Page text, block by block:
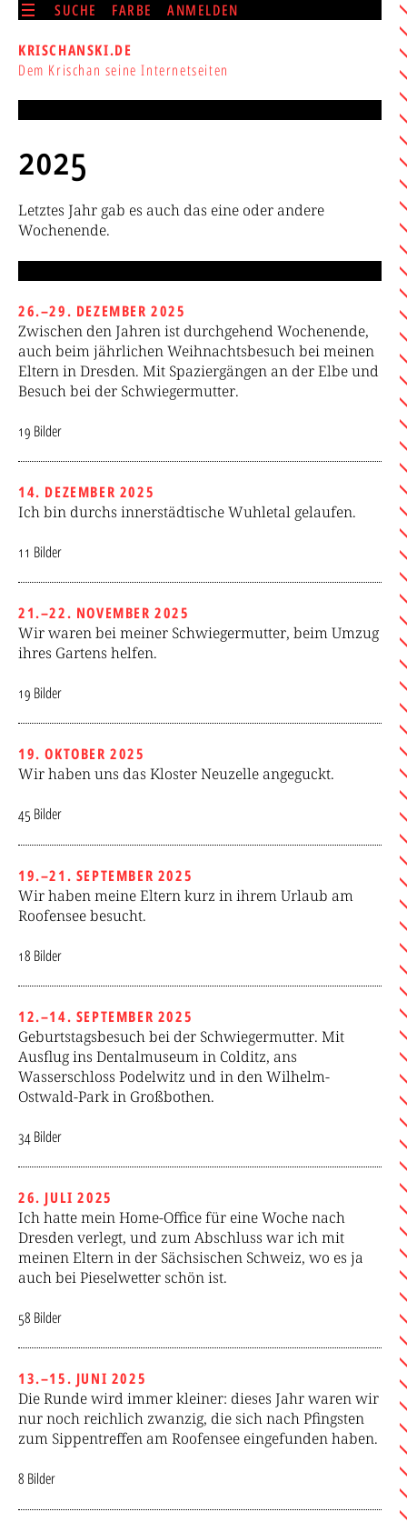
SUCHE FARBE ANMELDEN
KRISCHANSKI.DE
Dem Krischan seine Internetseiten
2025
Letztes Jahr gab es auch das eine oder andere
Wochenende.
26.–29. DEZEMBER 2025
Zwischen den Jahren ist durchgehend Wochenende,
auch beim jährlichen Weihnachtsbesuch bei meinen
Eltern in Dresden. Mit Spaziergängen an der Elbe und
Besuch bei der Schwiegermutter.
19 Bilder
14. DEZEMBER 2025
Ich bin durchs innerstädtische Wuhletal gelaufen.
11 Bilder
21.–22. NOVEMBER 2025
Wir waren bei meiner Schwiegermutter, beim Umzug
ihres Gartens helfen.
19 Bilder
19. OKTOBER 2025
Wir haben uns das Kloster Neuzelle angeguckt.
45 Bilder
19.–21. SEPTEMBER 2025
Wir haben meine Eltern kurz in ihrem Urlaub am
Roofensee besucht.
18 Bilder
12.–14. SEPTEMBER 2025
Geburtstagsbesuch bei der Schwiegermutter. Mit
Ausflug ins Dentalmuseum in Colditz, ans
Wasserschloss Podelwitz und in den Wilhelm-
Ostwald-Park in Großbothen.
34 Bilder
26. JULI 2025
Ich hatte mein Home-Office für eine Woche nach
Dresden verlegt, und zum Abschluss war ich mit
meinen Eltern in der Sächsischen Schweiz, wo es ja
auch bei Pieselwetter schön ist.
58 Bilder
13.–15. JUNI 2025
Die Runde wird immer kleiner: dieses Jahr waren wir
nur noch reichlich zwanzig, die sich nach Pfingsten
zum Sippentreffen am Roofensee eingefunden haben.
8 Bilder